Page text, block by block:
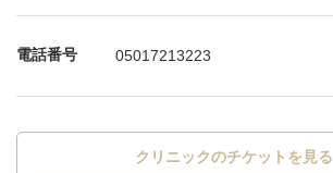
電話番号 05017213223
クリニックのチケットを見る